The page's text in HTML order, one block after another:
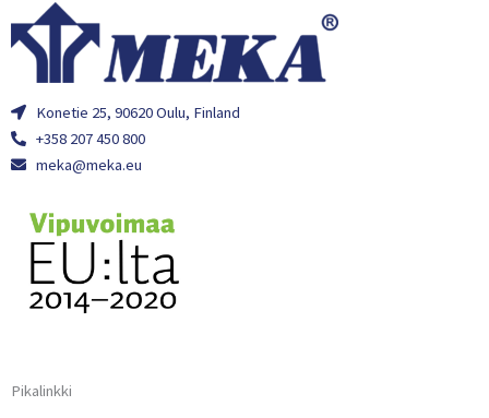
Konetie 25, 90620 Oulu, Finland
+358 207 450 800
meka@meka.eu
Pikalinkki